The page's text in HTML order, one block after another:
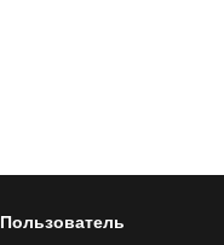
Пользователь